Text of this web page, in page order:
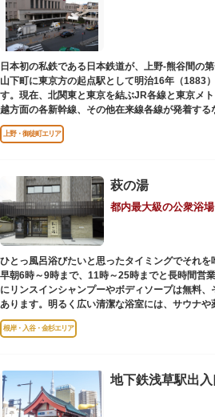
日本初の私鉄である日本鉄道が、上野-熊谷間の
山下町に東京方の起点駅として明治16年（1883
す。現在、北関東と東京を結ぶJR各線と東京メ
越方面の各新幹線、その他在来線各線が発着する
口」として機能しています。
上野・御徒町エリア
萩の湯
都内最大級の公衆浴場
ひとっ風呂浴びたいと思ったタイミングでそれを
早朝6時～9時まで、11時～25時までと長時間営
にリンスインシャンプーやボディソープは無料
あります。明るく広い清潔な浴室には、サウナや
る萩の湯だよりで薬湯の予定を確認すれば、お好
また併設されたレストラン、食事処こもれびでは
後これまた好きなタイミングで、おいしい食事
日々の生活を支えてくれる空間です。
根岸・入谷・金杉エリア
地下鉄浅草駅出入